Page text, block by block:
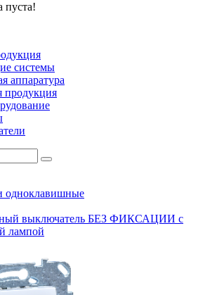
пуста!
системы
аппаратура
продукция
одноклавишные
выключатель БЕЗ ФИКСАЦИИ с
лампой